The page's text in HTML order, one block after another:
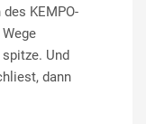
KEMPO-
Und
dann